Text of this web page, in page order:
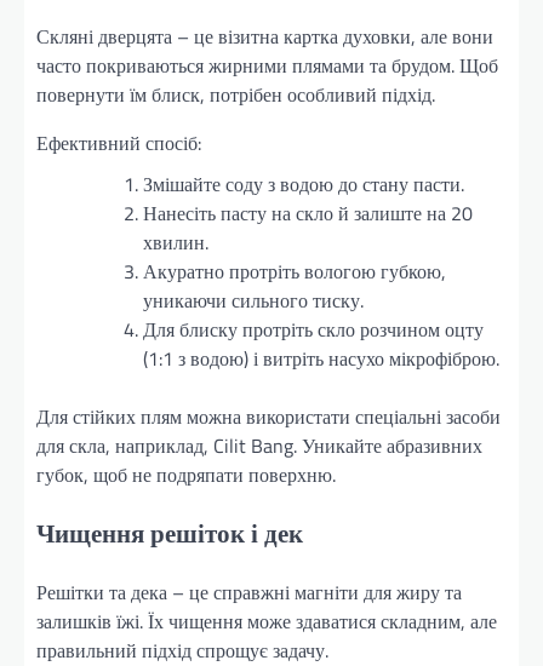
Скляні дверцята – це візитна картка духовки, але вони
часто покриваються жирними плямами та брудом. Щоб
повернути їм блиск, потрібен особливий підхід.
Ефективний спосіб:
Змішайте соду з водою до стану пасти.
Нанесіть пасту на скло й залиште на 20
хвилин.
Акуратно протріть вологою губкою,
уникаючи сильного тиску.
Для блиску протріть скло розчином оцту
(1:1 з водою) і витріть насухо мікрофіброю.
Для стійких плям можна використати спеціальні засоби
для скла, наприклад, Cilit Bang. Уникайте абразивних
губок, щоб не подряпати поверхню.
Чищення решіток і дек
Решітки та дека – це справжні магніти для жиру та
залишків їжі. Їх чищення може здаватися складним, але
правильний підхід спрощує задачу.